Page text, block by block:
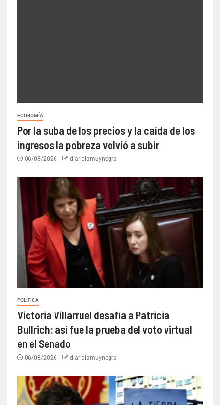
ECONOMÍA
Por la suba de los precios y la caída de los
ingresos la pobreza volvió a subir
06/08/2026 diariolamuynegra
POLÍTICA
Victoria Villarruel desafía a Patricia
Bullrich: así fue la prueba del voto virtual
en el Senado
06/08/2026 diariolamuynegra